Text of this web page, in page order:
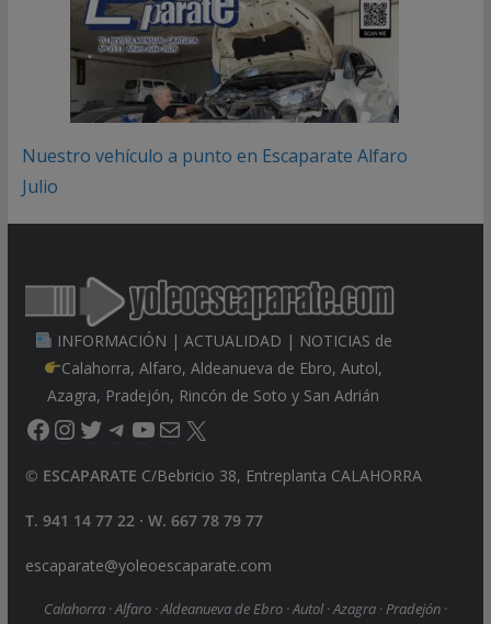
Nuestro vehículo a punto en Escaparate Alfaro
Julio
INFORMACIÓN | ACTUALIDAD | NOTICIAS de
Calahorra, Alfaro, Aldeanueva de Ebro, Autol,
Azagra, Pradejón, Rincón de Soto y San Adrián
Facebook
Instagram
Twitter
Telegram
YouTube
Correo electrónico
X
© ESCAPARATE C/Bebricio 38, Entreplanta CALAHORRA
T. 941 14 77 22 · W. 667 78 79 77
escaparate@yoleoescaparate.com
Calahorra · Alfaro · Aldeanueva de Ebro · Autol · Azagra · Pradejón ·